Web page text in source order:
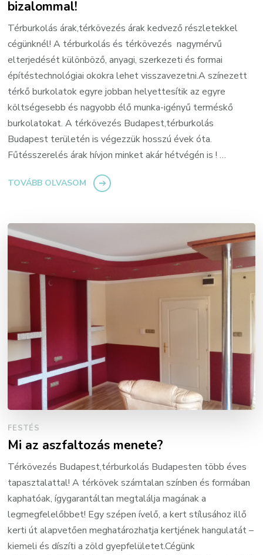
bizalommal!
Térburkolás árak,térkövezés árak kedvező részletekkel
cégünknél! A térburkolás és térkövezés nagymérvű
elterjedését különböző, anyagi, szerkezeti és formai
építéstechnológiai okokra lehet visszavezetni.A színezett
térkő burkolatok egyre jobban helyettesítik az egyre
költségesebb és nagyobb élő munka-igényű terméskő
burkolatokat. A térkövezés Budapest,térburkolás
Budapest területén is végezzük hosszú évek óta.
Fűtésszerelés árak hívjon minket akár hétvégén is ! …
TOVÁBB OLVASOM
FESTÉS
Mi az aszfaltozás menete?
Térkövezés Budapest,térburkolás Budapesten több éves
tapasztalattal! A térkövek számtalan színben és formában
kaphatóak, ígygarantáltan megtalálja magának a
legmegfelelőbbet! Egy szépen ívelő, a kert stílusához illő
kerti út alapvetően meghatározhatja kertjének hangulatát –
kiemeli és díszíti a zöld gyepfelületet.Cégünk